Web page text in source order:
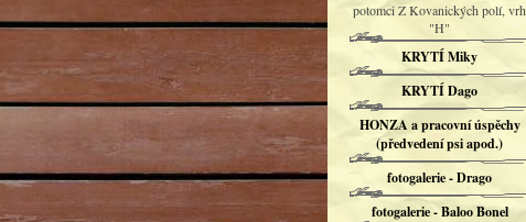
potomci Z Kovanických polí, vrh
"H"
KRYTÍ Miky
KRYTÍ Dago
HONZA a pracovní úspěchy
(předvedení psi apod.)
fotogalerie - Drago
fotogalerie - Baloo Bonel